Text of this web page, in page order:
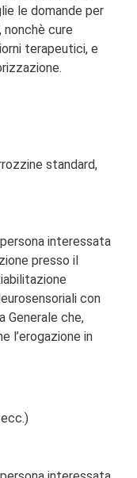
le domande per
nonchè cure
terapeutici, e
standard,
interessata
presso il
con
Generale che,
l’erogazione in